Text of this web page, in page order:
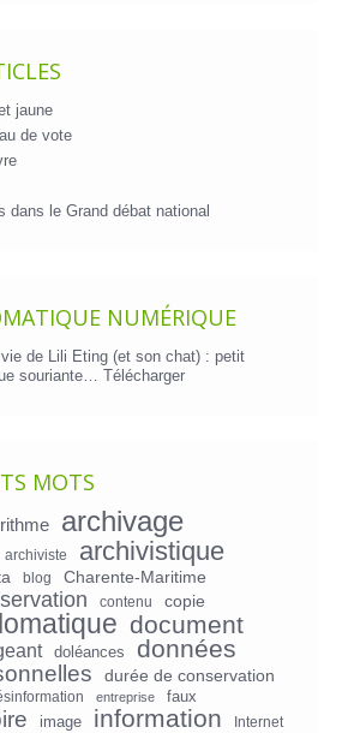
jaune
de vote
dans le Grand débat national
NUMÉRIQUE
de Lili Eting (et son chat) : petit
souriante… Télécharger
MOTS
archivage
archiviste archivistique
blog
Charente-Maritime
contenu
copie
document
doléances données
durée de conservation
entreprise faux
image information Internet